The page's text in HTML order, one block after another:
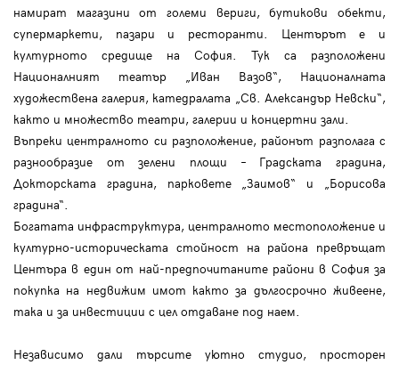
намират магазини от големи вериги, бутикови обекти,
супермаркети, пазари и ресторанти. Центърът е и
културното средище на София. Тук са разположени
Националният театър „Иван Вазов“, Националната
художествена галерия, катедралата „Св. Александър Невски“,
както и множество театри, галерии и концертни зали.
Въпреки централното си разположение, районът разполага с
разнообразие от зелени площи – Градската градина,
Докторската градина, парковете „Заимов“ и „Борисова
градина“.
Богатата инфраструктура, централното местоположение и
културно-историческата стойност на района превръщат
Центъра в един от най-предпочитаните райони в София за
покупка на недвижим имот както за дългосрочно живеене,
така и за инвестиции с цел отдаване под наем.
Независимо дали търсите уютно студио, просторен